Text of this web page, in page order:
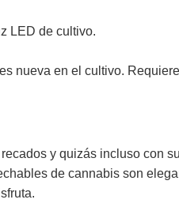
LED de cultivo.
nueva en el cultivo.
y quizás incluso con
de cannabis son